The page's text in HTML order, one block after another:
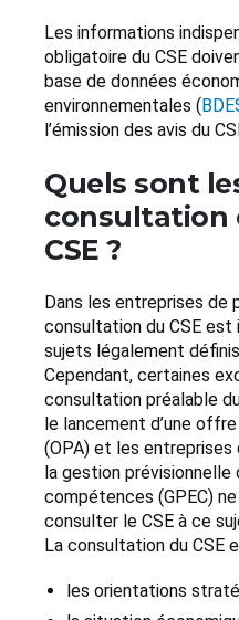
Les informations
obligatoire du CSE
base de données
environnementales (
l’émission des avis du
Quels sont
consultation
CSE ?
Dans les entreprises de
consultation du CSE est
sujets légalement
Cependant, certaines
consultation préalable
le lancement d’une
(OPA) et les entreprises
la gestion
compétences (GPEC)
consulter le CSE à ce
La consultation du CSE
les orientations